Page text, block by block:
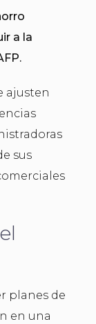
a la
ajusten
sus
planes de
en una